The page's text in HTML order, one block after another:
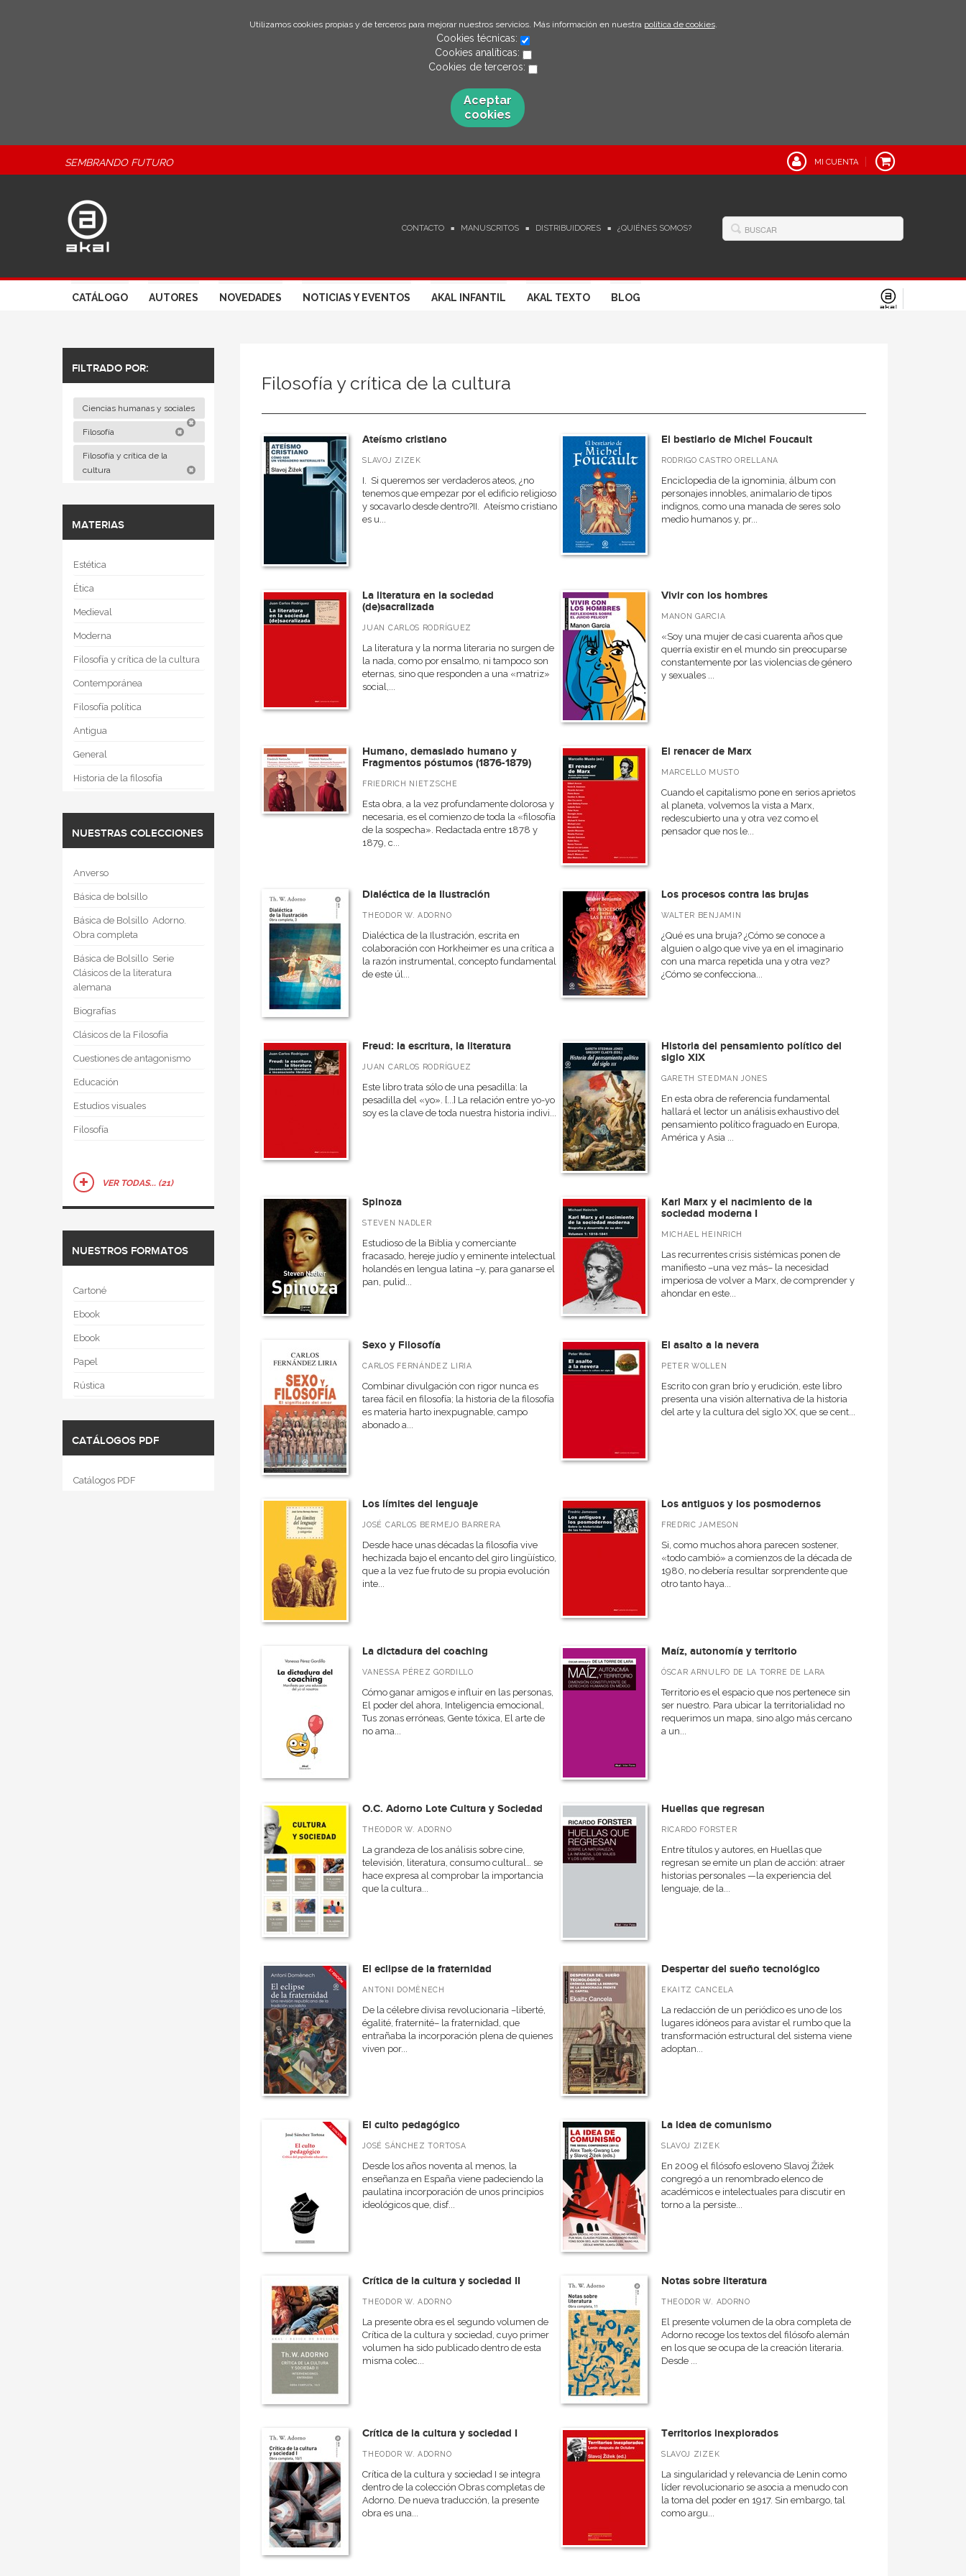
Utilizamos cookies propias y de terceros para mejorar nuestros servicios. Más información en nuestra política de cookies.
Cookies técnicas:
Cookies analíticas:
Cookies de terceros:
Aceptar
cookies
SEMBRANDO FUTURO MI CUENTA
CONTACTO MANUSCRITOS DISTRIBUIDORES ¿QUIÉNES SOMOS?
CATÁLOGO AUTORES NOVEDADES NOTICIAS Y EVENTOS AKAL INFANTIL AKAL TEXTO BLOG
FILTRADO POR:
Ciencias humanas y sociales
Filosofía
Filosofía y crítica de la
cultura
MATERIAS
Estética
Ética
Medieval
Moderna
Filosofía y crítica de la cultura
Contemporánea
Filosofía política
Antigua
General
Historia de la filosofía
NUESTRAS COLECCIONES
Anverso
Básica de bolsillo
Básica de Bolsillo  Adorno.
Obra completa
Básica de Bolsillo  Serie
Clásicos de la literatura
alemana
Biografías
Clásicos de la Filosofía
Cuestiones de antagonismo
Educación
Estudios visuales
Filosofía
VER TODAS... (21)
NUESTROS FORMATOS
Cartoné
Ebook
Ebook
Papel
Rústica
CATÁLOGOS PDF
Catálogos PDF
Filosofía y crítica de la cultura
Ateísmo cristiano
SLAVOJ ZIZEK
I. Si queremos ser verdaderos ateos, ¿no
tenemos que empezar por el edificio religioso
y socavarlo desde dentro?II. Ateísmo cristiano
es u...
El bestiario de Michel Foucault
RODRIGO CASTRO ORELLANA
Enciclopedia de la ignominia, álbum con
personajes innobles, animalario de tipos
indignos, como una manada de seres solo
medio humanos y, pr...
La literatura en la sociedad
(de)sacralizada
JUAN CARLOS RODRÍGUEZ
La literatura y la norma literaria no surgen de
la nada, como por ensalmo, ni tampoco son
eternas, sino que responden a una «matriz»
social,...
Vivir con los hombres
MANON GARCIA
«Soy una mujer de casi cuarenta años que
querría existir en el mundo sin preocuparse
constantemente por las violencias de género
y sexuales ...
Humano, demasiado humano y
Fragmentos póstumos (1876-1879)
FRIEDRICH NIETZSCHE
Esta obra, a la vez profundamente dolorosa y
necesaria, es el comienzo de toda la «filosofía
de la sospecha». Redactada entre 1878 y
1879, c...
El renacer de Marx
MARCELLO MUSTO
Cuando el capitalismo pone en serios aprietos
al planeta, volvemos la vista a Marx,
redescubierto una y otra vez como el
pensador que nos le...
Dialéctica de la Ilustración
THEODOR W. ADORNO
Dialéctica de la Ilustración, escrita en
colaboración con Horkheimer es una crítica a
la razón instrumental, concepto fundamental
de este úl...
Los procesos contra las brujas
WALTER BENJAMIN
¿Qué es una bruja? ¿Cómo se conoce a
alguien o algo que vive ya en el imaginario
con una marca repetida una y otra vez?
¿Cómo se confecciona...
Freud: la escritura, la literatura
JUAN CARLOS RODRÍGUEZ
Este libro trata sólo de una pesadilla: la
pesadilla del «yo». [...] La relación entre yo-yo
soy es la clave de toda nuestra historia indivi...
Historia del pensamiento político del
siglo XIX
GARETH STEDMAN JONES
En esta obra de referencia fundamental
hallará el lector un análisis exhaustivo del
pensamiento político fraguado en Europa,
América y Asia ...
Spinoza
STEVEN NADLER
Estudioso de la Biblia y comerciante
fracasado, hereje judío y eminente intelectual
holandés en lengua latina –y, para ganarse el
pan, pulid...
Karl Marx y el nacimiento de la
sociedad moderna I
MICHAEL HEINRICH
Las recurrentes crisis sistémicas ponen de
manifiesto –una vez más– la necesidad
imperiosa de volver a Marx, de comprender y
ahondar en este...
Sexo y Filosofía
CARLOS FERNÁNDEZ LIRIA
Combinar divulgación con rigor nunca es
tarea fácil en filosofía; la historia de la filosofía
es materia harto inexpugnable, campo
abonado a...
El asalto a la nevera
PETER WOLLEN
Escrito con gran brío y erudición, este libro
presenta una visión alternativa de la historia
del arte y la cultura del siglo XX, que se cent...
Los límites del lenguaje
JOSÉ CARLOS BERMEJO BARRERA
Desde hace unas décadas la filosofía vive
hechizada bajo el encanto del giro lingüístico,
que a la vez fue fruto de su propia evolución
inte...
Los antiguos y los posmodernos
FREDRIC JAMESON
Si, como muchos ahora parecen sostener,
«todo cambió» a comienzos de la década de
1980, no debería resultar sorprendente que
otro tanto haya...
La dictadura del coaching
VANESSA PÉREZ GORDILLO
Cómo ganar amigos e influir en las personas,
El poder del ahora, Inteligencia emocional,
Tus zonas erróneas, Gente tóxica, El arte de
no ama...
Maíz, autonomía y territorio
ÓSCAR ARNULFO DE LA TORRE DE LARA
Territorio es el espacio que nos pertenece sin
ser nuestro. Para ubicar la territorialidad no
requerimos un mapa, sino algo más cercano
a un...
O.C. Adorno Lote Cultura y Sociedad
THEODOR W. ADORNO
La grandeza de los análisis sobre cine,
televisión, literatura, consumo cultural… se
hace expresa al comprobar la importancia
que la cultura...
Huellas que regresan
RICARDO FORSTER
Entre títulos y autores, en Huellas que
regresan se emite un plan de acción: atraer
historias personales —la experiencia del
lenguaje, de la...
El eclipse de la fraternidad
ANTONI DOMÈNECH
De la célebre divisa revolucionaria –liberté,
égalité, fraternité– la fraternidad, que
entrañaba la incorporación plena de quienes
viven por...
Despertar del sueño tecnológico
EKAITZ CANCELA
La redacción de un periódico es uno de los
lugares idóneos para avistar el rumbo que la
transformación estructural del sistema viene
adoptan...
El culto pedagógico
JOSÉ SÁNCHEZ TORTOSA
Desde los años noventa al menos, la
enseñanza en España viene padeciendo la
paulatina incorporación de unos principios
ideológicos que, disf...
La idea de comunismo
SLAVOJ ZIZEK
En 2009 el filósofo esloveno Slavoj Žižek
congregó a un renombrado elenco de
académicos e intelectuales para discutir en
torno a la persiste...
Crítica de la cultura y sociedad II
THEODOR W. ADORNO
La presente obra es el segundo volumen de
Crítica de la cultura y sociedad, cuyo primer
volumen ha sido publicado dentro de esta
misma colec...
Notas sobre literatura
THEODOR W. ADORNO
El presente volumen de la obra completa de
Adorno recoge los textos del filósofo alemán
en los que se ocupa de la creación literaria.
Desde ...
Crítica de la cultura y sociedad I
THEODOR W. ADORNO
Crítica de la cultura y sociedad I se integra
dentro de la colección Obras completas de
Adorno. De nueva traducción, la presente
obra es una...
Territorios inexplorados
SLAVOJ ZIZEK
La singularidad y relevancia de Lenin como
líder revolucionario se asocia a menudo con
la toma del poder en 1917. Sin embargo, tal
como argu...